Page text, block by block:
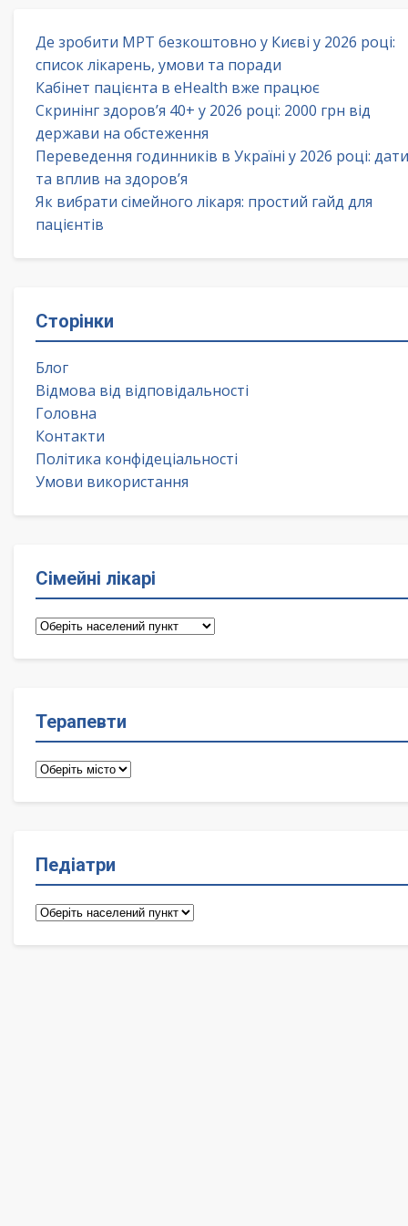
Де зробити МРТ безкоштовно у Києві у 2026 році:
список лікарень, умови та поради
Кабінет пацієнта в eHealth вже працює
Скринінг здоров’я 40+ у 2026 році: 2000 грн від
держави на обстеження
Переведення годинників в Україні у 2026 році: дати
та вплив на здоров’я
Як вибрати сімейного лікаря: простий гайд для
пацієнтів
Сторінки
Блог
Відмова від відповідальності
Головна
Контакти
Політика конфідеціальності
Умови використання
Сімейні лікарі
Сімейні
Терапевти
Терапевти
Педіатри
Педіатри